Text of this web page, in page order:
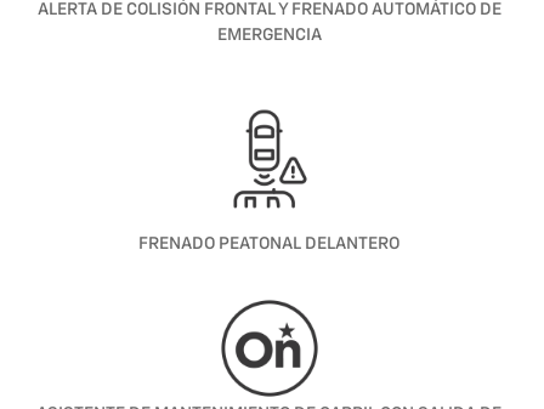
ALERTA DE COLISIÓN FRONTAL Y FRENADO AUTOMÁTICO DE
EMERGENCIA
FRENADO PEATONAL DELANTERO